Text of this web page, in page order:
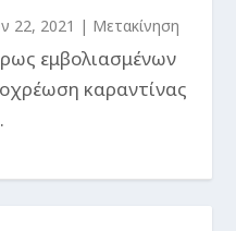
22, 2021 | Μετακίνηση
εμβολιασμένων
καραντίνας